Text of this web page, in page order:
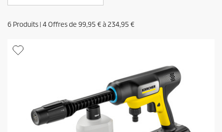
6 Produits | 4Offres de 99,95 €à 234,95 €